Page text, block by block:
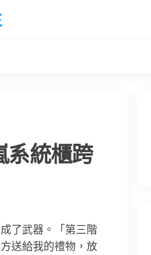
系統櫃跨
了武器。「第三階
送給我的禮物，放